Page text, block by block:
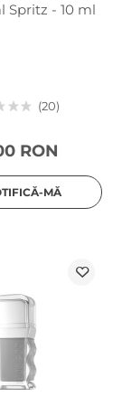
Spritz - 10 ml
20
RON
MĂ